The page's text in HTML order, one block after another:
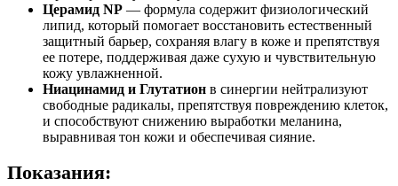
Церамид NP — формула содержит физиологический
липид, который помогает восстановить естественный
защитный барьер, сохраняя влагу в коже и препятствуя
ее потере, поддерживая даже сухую и чувствительную
кожу увлажненной.
Ниацинамид и Глутатион в синергии нейтрализуют
свободные радикалы, препятствуя повреждению клеток,
и способствуют снижению выработки меланина,
выравнивая тон кожи и обеспечивая сияние.
Показания: